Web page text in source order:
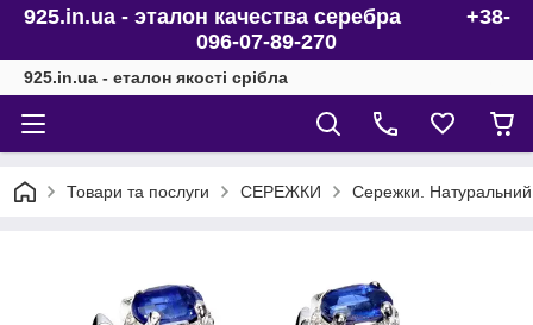
925.in.ua - эталон качества серебра +38-
096-07-89-270
925.in.ua - еталон якості срібла
Товари та послуги СЕРЕЖКИ Сережки. Натуральний